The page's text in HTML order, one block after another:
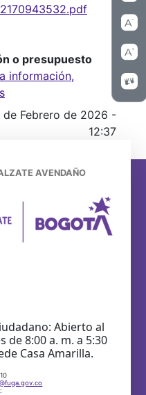
o presupuesto
información,
de Febrero de 2026 -
12:37
AVENDAÑO
Abierto al
de 8:00 a. m. a 5:30
Casa Amarilla.